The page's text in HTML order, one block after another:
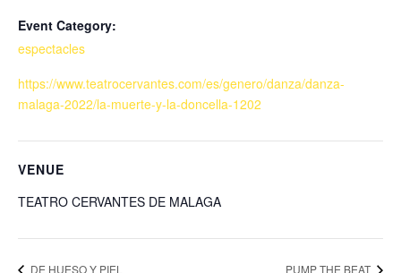
Event Category:
espectacles
https://www.teatrocervantes.com/es/genero/danza/danza-
malaga-2022/la-muerte-y-la-doncella-1202
VENUE
TEATRO CERVANTES DE MALAGA
DE HUESO Y PIEL PUMP THE BEAT